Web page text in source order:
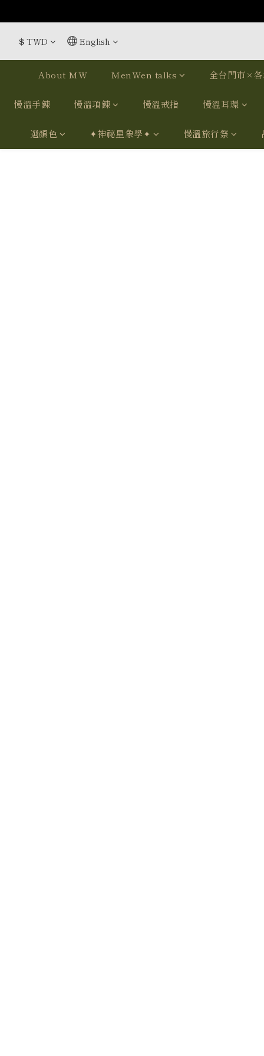
$ TWD English
About MW MenWen talks 全台門市×
慢溫手鍊 慢溫項鍊 慢溫戒指 慢溫耳環
選顏色 ✦神祕星象學✦ 慢溫旅行祭